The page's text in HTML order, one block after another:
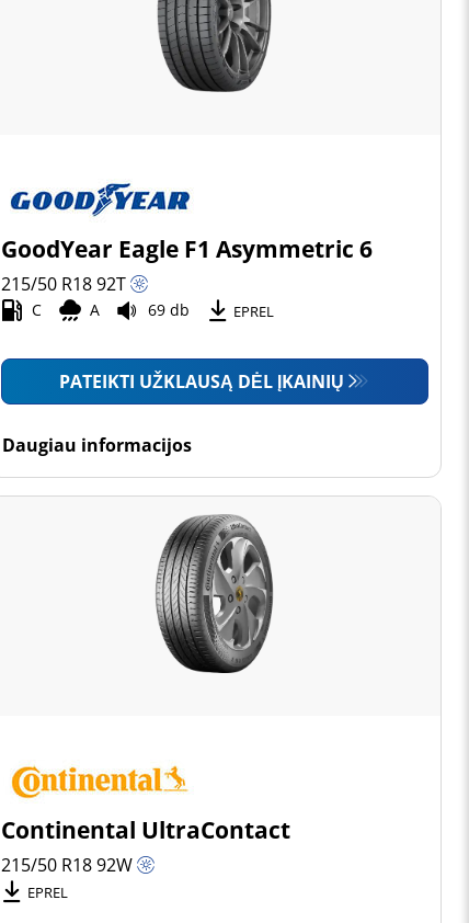
GoodYear Eagle F1 Asymmetric 6
215/50 R1892T
C A 69 db EPREL
PATEIKTI UŽKLAUSĄ DĖL ĮKAINIŲ
Daugiau informacijos
Continental UltraContact
215/50 R1892W
EPREL